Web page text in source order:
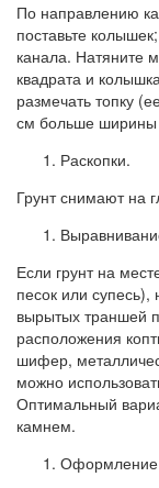
По направлению
поставьте
канала. Натяните
квадрата и
размечать топку
см больше
Раскопки.
Грунт снимают на
Если грунт на
песок или супесь),
вырытых траншей
расположения
шифер,
можно
Оптимальный
камнем.
Оформление